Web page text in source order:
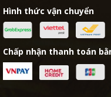
Hình thức vận chuyển
Chấp nhận thanh toán